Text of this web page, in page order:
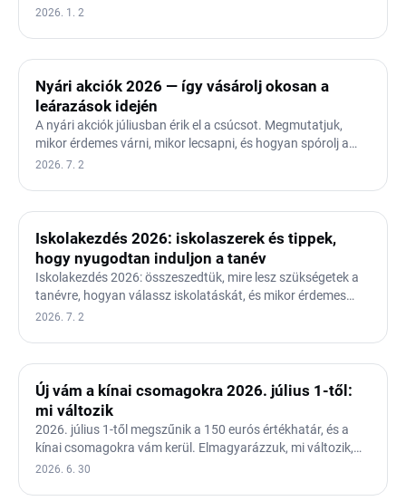
magazin…
2026. 1. 2
Nyári akciók 2026 — így vásárolj okosan a
leárazások idején
A nyári akciók júliusban érik el a csúcsot. Megmutatjuk,
mikor érdemes várni, mikor lecsapni, és hogyan spórolj a
nyári…
2026. 7. 2
Iskolakezdés 2026: iskolaszerek és tippek,
hogy nyugodtan induljon a tanév
Iskolakezdés 2026: összeszedtük, mire lesz szükségetek a
tanévre, hogyan válassz iskolatáskát, és mikor érdemes…
2026. 7. 2
Új vám a kínai csomagokra 2026. július 1-től:
mi változik
2026. július 1-től megszűnik a 150 eurós értékhatár, és a
kínai csomagokra vám kerül. Elmagyarázzuk, mi változik,…
2026. 6. 30